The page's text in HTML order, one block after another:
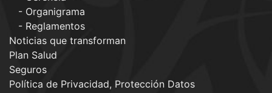
Organigrama
Reglamentos
Noticias que transforman
Plan Salud
Seguros
Política de Privacidad, Protección Datos